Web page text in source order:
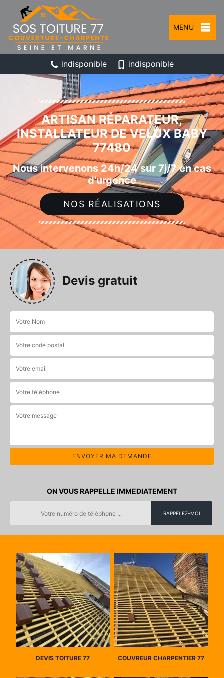
MENU
indisponible indisponible
ARTISAN RÉPARATEUR,
INSTALLATEUR DE VELUX BABY
77480
Nous intervenons 24h/24 sur 7j/7 en cas
d'urgence
NOS RÉALISATIONS
Devis gratuit
ON VOUS RAPPELLE IMMEDIATEMENT
DEVIS TOITURE 77 COUVREUR CHARPENTIER 77